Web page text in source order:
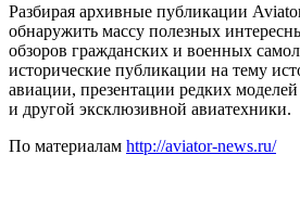
Разбирая архивные публикации
обнаружить массу полезных
обзоров гражданских и военных
исторические публикации на тему
авиации, презентации редких
и другой эксклюзивной авиатехники.
По материалам http://aviator-news.ru/